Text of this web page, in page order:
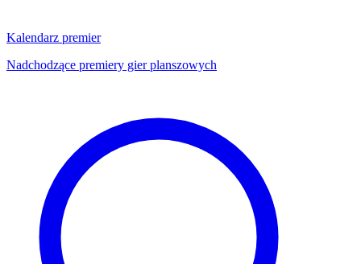
Kalendarz premier
Nadchodzące premiery gier planszowych